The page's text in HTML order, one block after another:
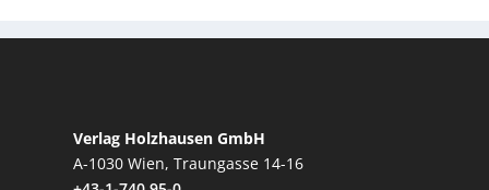
Verlag Holzhausen GmbH
A-1030 Wien, Traungasse 14-16